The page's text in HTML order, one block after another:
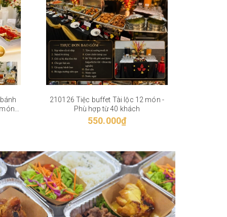
210126 Tiệc buffet Tài lộc 12 món -
Phù hợp từ 40 khách
550.000₫